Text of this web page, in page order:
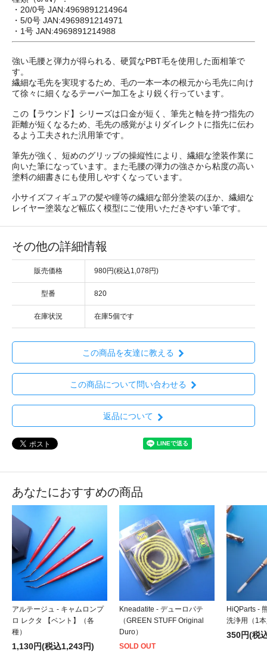
・20/0号 JAN:4969891214964
・5/0号 JAN:4969891214971
・1号 JAN:4969891214988
強い毛腰と弾力が得られる、硬質なPBT毛を使用した面相筆で
す。
繊細な毛先を実現するため、毛の一本一本の根元から毛先に向け
て徐々に細くなるテーパー加工をより鋭く行っています。
この【ラウンド】シリーズは口金が短く、筆先と軸を持つ指先の
距離が短くなるため、毛先の感覚がよりダイレクトに指先に伝わ
るよう工夫された汎用筆です。
筆先が強く、短めのグリップの操縦性により、繊細な塗装作業に
向いた筆になっています。また毛腰の弾力の強さから粘度の高い
塗料の細書きにも使用しやすくなっています。
小サイズフィギュアの髪や瞳等の繊細な部分塗装のほか、繊細な
レイヤー塗装など幅広く模型にご使用いただきやすい筆です。
その他の詳細情報
販売価格 980円(税込1,078円)
型番 820
在庫状況 在庫5個です
この商品を友達に教える
この商品について問い合わせる
返品について
あなたにおすすめの商品
アルテージュ - キャムロンプ
ロ レクタ 【ベント】（各
種）
1,130円(税込1,243円)
Kneadatite - デューロパテ
（GREEN STUFF Original
Duro）
SOLD OUT
HiQParts -
洗浄用（1
350円(税